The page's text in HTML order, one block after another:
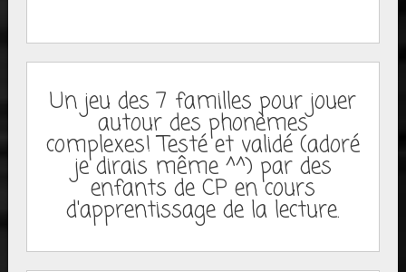
Un jeu des 7 familles pour jouer
autour des phonèmes
complexes! Testé et validé (adoré
je dirais même ^^) par des
enfants de CP en cours
d'apprentissage de la lecture.